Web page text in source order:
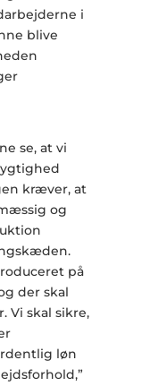
i
blive
se, at vi
kræver, at
og
på
der skal
Vi skal sikre,
løn